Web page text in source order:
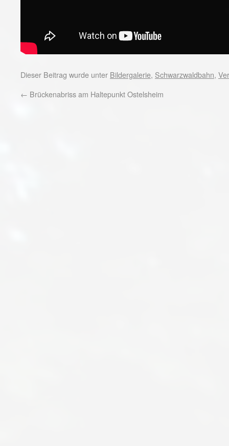
Dieser Beitrag wurde unter Bildergalerie, Schwarzwaldbahn,
← Brückenabriss am Haltepunkt Ostelsheim